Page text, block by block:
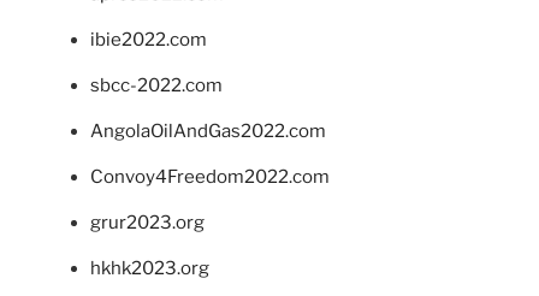
ibie2022.com
sbcc-2022.com
AngolaOilAndGas2022.com
Convoy4Freedom2022.com
grur2023.org
hkhk2023.org